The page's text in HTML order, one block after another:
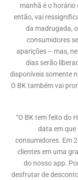
manhã é o horário
então, vai
da madrugada,
consumidores
aparições – mas,
dias serão
disponíveis somente
O BK também vai
“O BK tem feito do
data em
consumidores. Em
clientes em uma
do nosso app.
desfrutar de